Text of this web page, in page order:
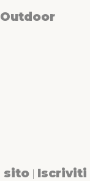
sito Iscriviti